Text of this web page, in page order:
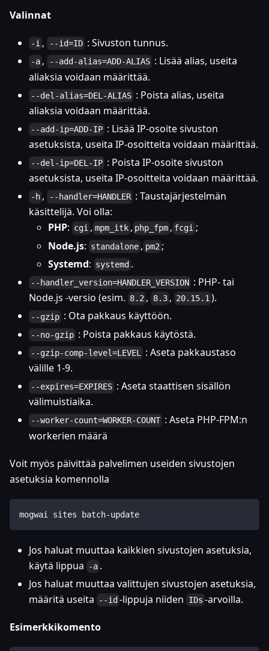
Valinnat
-i , --id=ID : Sivuston tunnus.
-a , --add-alias=ADD-ALIAS : Lisää alias, useita
aliaksia voidaan määrittää.
--del-alias=DEL-ALIAS : Poista alias, useita
aliaksia voidaan määrittää.
--add-ip=ADD-IP : Lisää IP-osoite sivuston
asetuksista, useita IP-osoitteita voidaan määrittää.
--del-ip=DEL-IP : Poista IP-osoite sivuston
asetuksista, useita IP-osoitteita voidaan määrittää.
-h , --handler=HANDLER : Taustajärjestelmän
käsittelijä. Voi olla:
PHP: cgi , mpm_itk , php_fpm , fcgi ;
Node.js: standalone , pm2 ;
Systemd: systemd .
--handler_version=HANDLER_VERSION : PHP- tai
Node.js -versio (esim. 8.2 , 8.3 , 20.15.1).
--gzip : Ota pakkaus käyttöön.
--no-gzip : Poista pakkaus käytöstä.
--gzip-comp-level=LEVEL
: Aseta pakkaustaso
välille 1-9.
--expires=EXPIRES : Aseta staattisen sisällön
välimuistiaika.
--worker-count=WORKER-COUNT : Aseta PHP-FPM:n
workerien määrä
Voit myös päivittää palvelimen useiden sivustojen
asetuksia komennolla
mogwai sites batch-update
Jos haluat muuttaa kaikkien sivustojen asetuksia,
käytä lippua
-a .
Jos haluat muuttaa valittujen sivustojen asetuksia,
määritä useita
--id -lippuja niiden IDs -arvoilla.
Esimerkkikomento